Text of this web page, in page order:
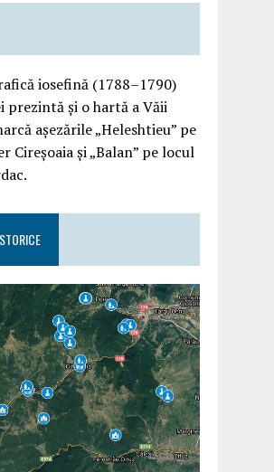
iosefină (1788–1790)
prezintă și o hartă a Văii
așezările „Heleshtieu” pe
și „Balan” pe locul